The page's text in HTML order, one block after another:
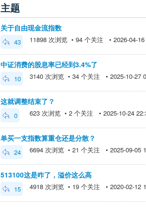
主题
关于自由现金流指数
43 11898 次浏览 • 94 个关注 • 2026-04-16
中证消费的股息率已经到3.4%了
10 3140 次浏览 • 34 个关注 • 2025-10-27
这就调整结束了？
0 623 次浏览 • 2 个关注 • 2025-10-24
单买一支指数算重仓还是分散？
24 6694 次浏览 • 21 个关注 • 2025-09-05
513100这是咋了，溢价这么高
15 4918 次浏览 • 19 个关注 • 2020-02-12